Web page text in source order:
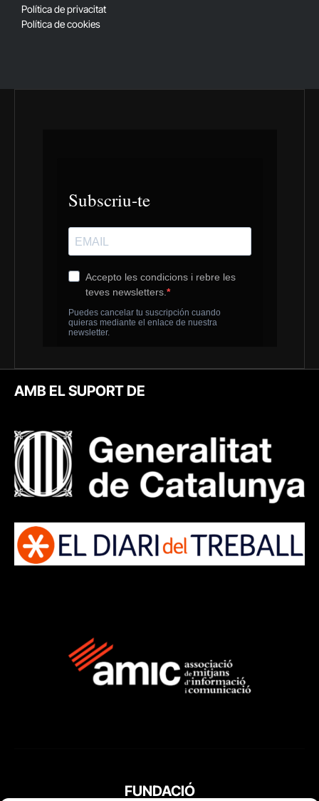
Política de privacitat
Política de cookies
AMB EL SUPORT DE
FUNDACIÓ